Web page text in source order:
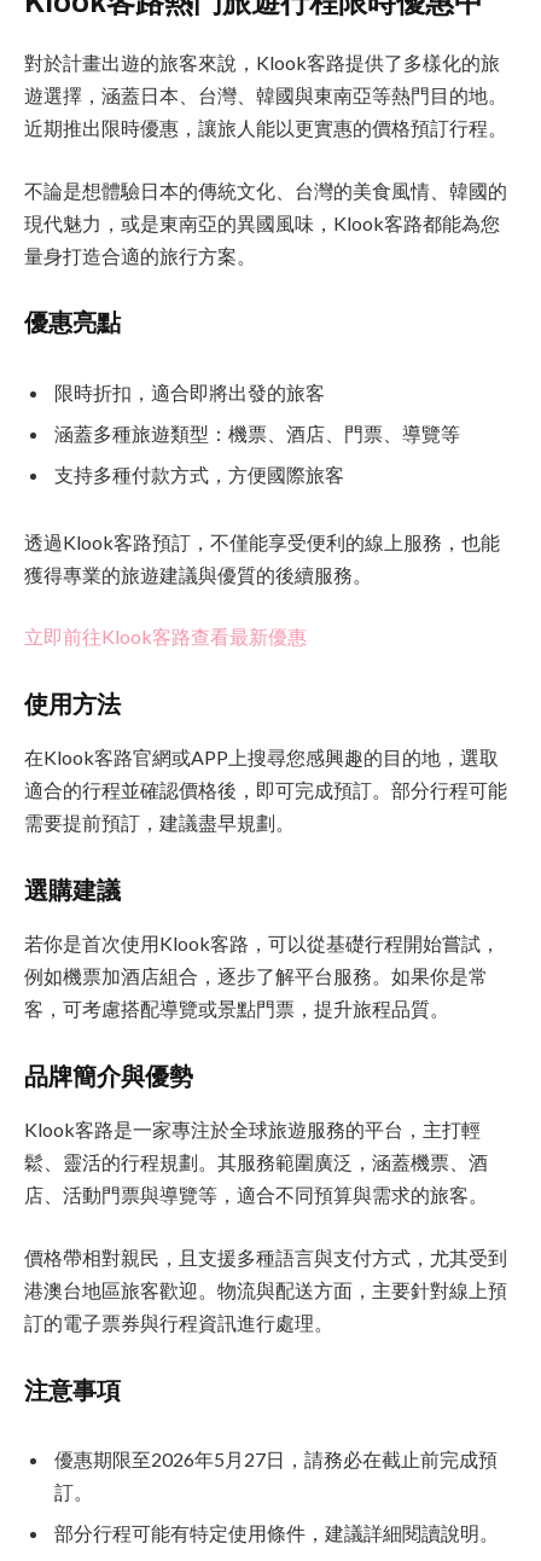
對於計畫出遊的旅客來說，Klook客路提供了多樣化的旅
遊選擇，涵蓋日本、台灣、韓國與東南亞等熱門目的地。
近期推出限時優惠，讓旅人能以更實惠的價格預訂行程。
不論是想體驗日本的傳統文化、台灣的美食風情、韓國的
現代魅力，或是東南亞的異國風味，Klook客路都能為您
量身打造合適的旅行方案。
優惠亮點
限時折扣，適合即將出發的旅客
涵蓋多種旅遊類型：機票、酒店、門票、導覽等
支持多種付款方式，方便國際旅客
透過Klook客路預訂，不僅能享受便利的線上服務，也能
獲得專業的旅遊建議與優質的後續服務。
立即前往Klook客路查看最新優惠
使用方法
在Klook客路官網或APP上搜尋您感興趣的目的地，選取
適合的行程並確認價格後，即可完成預訂。部分行程可能
需要提前預訂，建議盡早規劃。
選購建議
若你是首次使用Klook客路，可以從基礎行程開始嘗試，
例如機票加酒店組合，逐步了解平台服務。如果你是常
客，可考慮搭配導覽或景點門票，提升旅程品質。
品牌簡介與優勢
Klook客路是一家專注於全球旅遊服務的平台，主打輕
鬆、靈活的行程規劃。其服務範圍廣泛，涵蓋機票、酒
店、活動門票與導覽等，適合不同預算與需求的旅客。
價格帶相對親民，且支援多種語言與支付方式，尤其受到
港澳台地區旅客歡迎。物流與配送方面，主要針對線上預
訂的電子票券與行程資訊進行處理。
注意事項
優惠期限至2026年5月27日，請務必在截止前完成預
訂。
部分行程可能有特定使用條件，建議詳細閱讀說明。